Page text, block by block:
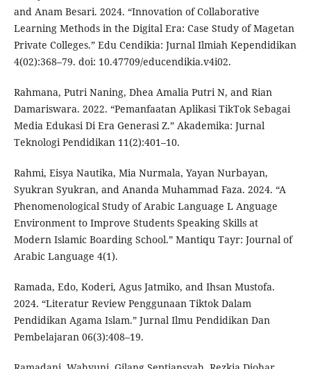
and Anam Besari. 2024. “Innovation of Collaborative
Learning Methods in the Digital Era: Case Study of Magetan
Private Colleges.” Edu Cendikia: Jurnal Ilmiah Kependidikan
4(02):368–79. doi: 10.47709/educendikia.v4i02.
Rahmana, Putri Naning, Dhea Amalia Putri N, and Rian
Damariswara. 2022. “Pemanfaatan Aplikasi TikTok Sebagai
Media Edukasi Di Era Generasi Z.” Akademika: Jurnal
Teknologi Pendidikan 11(2):401–10.
Rahmi, Eisya Nautika, Mia Nurmala, Yayan Nurbayan,
Syukran Syukran, and Ananda Muhammad Faza. 2024. “A
Phenomenological Study of Arabic Language L Anguage
Environment to Improve Students Speaking Skills at
Modern Islamic Boarding School.” Mantiqu Tayr: Journal of
Arabic Language 4(1).
Ramada, Edo, Koderi, Agus Jatmiko, and Ihsan Mustofa.
2024. “Literatur Review Penggunaan Tiktok Dalam
Pendidikan Agama Islam.” Jurnal Ilmu Pendidikan Dan
Pembelajaran 06(3):408–19.